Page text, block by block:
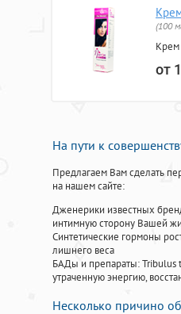
(100
Крем
от
На пути к
Предлагаем Вам сделать
на нашем сайте:
Дженерики известных
интимную сторону Вашей
Синтетические гормоны
лишнего веса
БАДы и препараты:Tribulus
утраченную энергию,
Несколько причино